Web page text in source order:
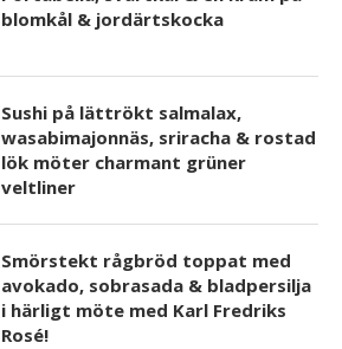
blomkål & jordärtskocka
Sushi på lättrökt salmalax,
wasabimajonnäs, sriracha & rostad
lök möter charmant grüner
veltliner
Smörstekt rågbröd toppat med
avokado, sobrasada & bladpersilja
i härligt möte med Karl Fredriks
Rosé!